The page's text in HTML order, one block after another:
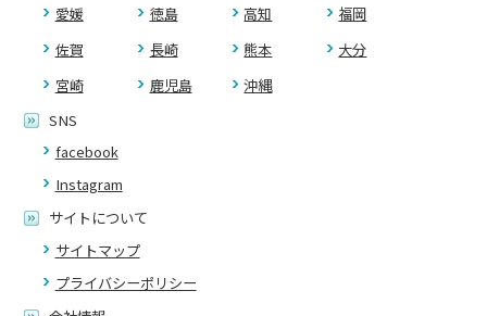
愛媛
徳島 高知
福岡
佐賀
長崎 熊本
大分
宮崎
鹿児島
沖縄
SNS
facebook
Instagram
サイトについて
サイトマップ
プライバシーポリシー